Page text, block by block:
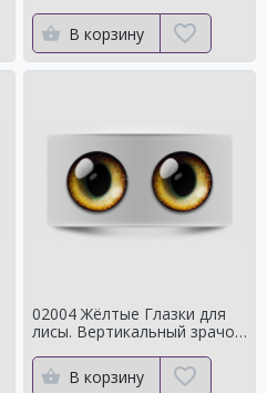
В корзину
02004 Жёлтые Глазки для
лисы. Вертикальный зрачок
В корзину